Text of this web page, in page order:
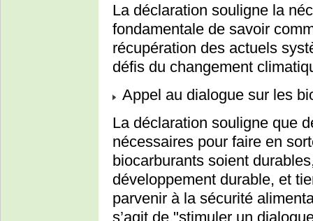
La déclaration souligne la
fondamentale de savoir
récupération des actuels
défis du changement
Appel au dialogue sur les
La déclaration souligne que
nécessaires pour faire en
biocarburants soient
développement durable, et
parvenir à la sécurité
s’agit de "stimuler un